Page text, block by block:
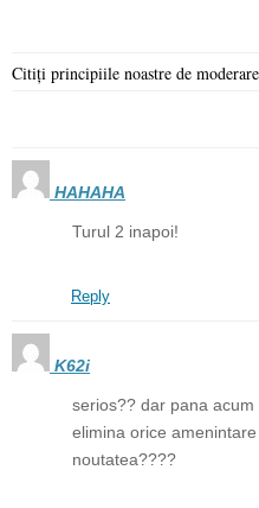
Citiți principiile noastre de moderare
HAHAHA
Turul 2 inapoi!
Reply
K62i
serios?? dar pana
elimina orice
noutatea????